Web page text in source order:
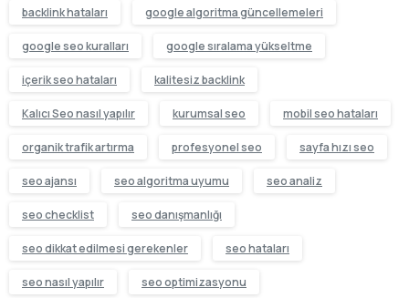
backlink hataları google algoritma güncellemeleri
google seo kuralları google sıralama yükseltme
içerik seo hataları kalitesiz backlink
Kalıcı Seo nasıl yapılır kurumsal seo mobil seo hataları
organik trafik artırma profesyonel seo sayfa hızı seo
seo ajansı seo algoritma uyumu seo analiz
seo checklist seo danışmanlığı
seo dikkat edilmesi gerekenler seo hataları
seo nasıl yapılır seo optimizasyonu